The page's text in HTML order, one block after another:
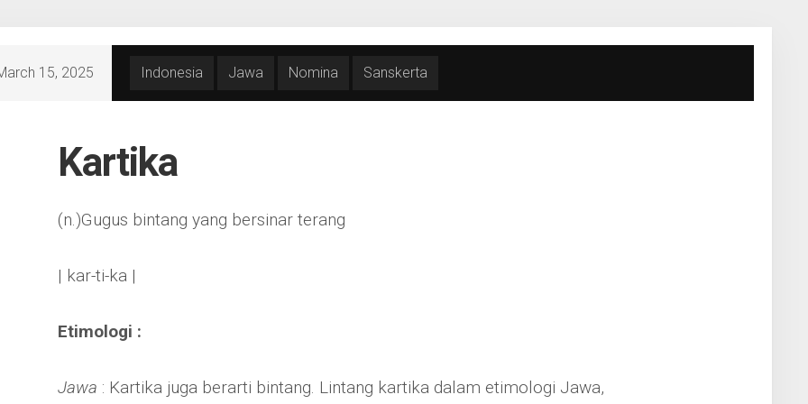
15, 2025 Indonesia Jawa Nomina Sanskerta
Kartika
(n.)Gugus bintang yang bersinar terang
| kar-ti-ka |
Etimologi :
Jawa : Kartika juga berarti bintang. Lintang kartika dalam etimologi Jawa,